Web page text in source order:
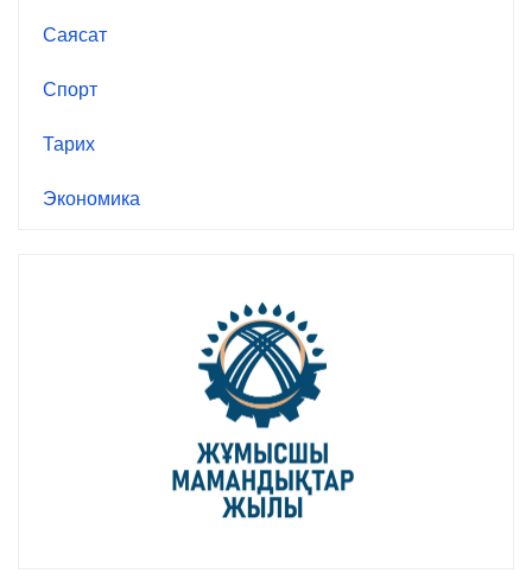
Саясат
Спорт
Тарих
Экономика